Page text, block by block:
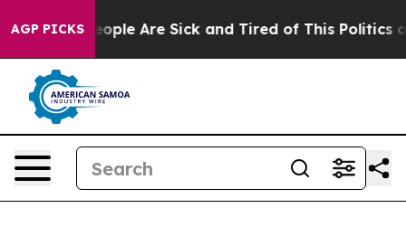
AGP PICKS
Win: “People Are Sick and Tired of This Politics of